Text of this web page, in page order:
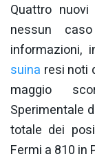
Quattro
nessun
informazioni,
suina resi noti
maggio
Sperimentale
totale dei
Fermi a 810 in